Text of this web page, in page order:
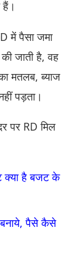
में पैसा जमा
जाती है, वह
मतलब, ब्याज
पड़ता।
पर RD मिल
क्या है बजट के
पैसे कैसे